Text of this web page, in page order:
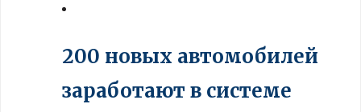
200 новых автомобилей
заработают в системе